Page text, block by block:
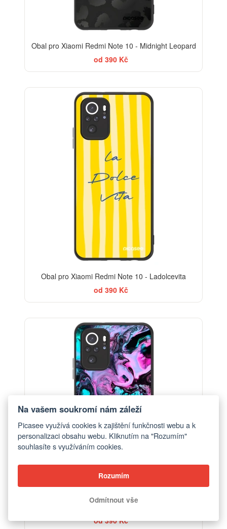
Obal pro Xiaomi Redmi Note 10 - Midnight Leopard
od 390 Kč
Obal pro Xiaomi Redmi Note 10 - Ladolcevita
od 390 Kč
od 390 Kč
Na vašem soukromí nám záleží
Picasee využívá cookies k zajištění funkčnosti webu a k
personalizaci obsahu webu. Kliknutím na "Rozumím"
souhlasíte s využíváním cookies.
Rozumím
Odmítnout vše